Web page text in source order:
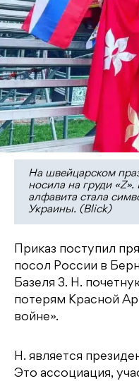
На швейцарском
носила на груди
алфавита стала
Украины. (Blick)
Приказ поступил
посол России в
Базеля З. Н.
потерям Красной
войне».
Н. является
Это ассоциация,